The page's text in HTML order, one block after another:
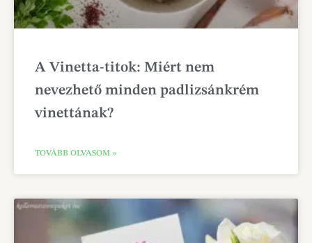
A Vinetta-titok: Miért nem
nevezhető minden padlizsánkrém
vinettának?
TOVÁBB OLVASOM »